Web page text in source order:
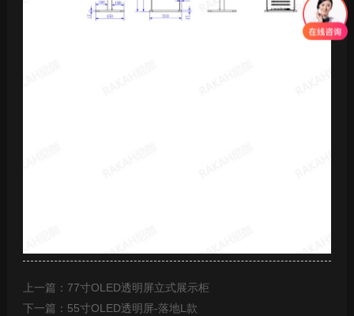
上一篇：77寸OLED透明屏立式展示柜
下一篇：55寸OLED透明屏-落地L款